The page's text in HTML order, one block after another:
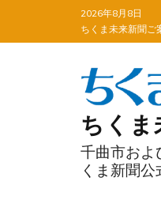
2026年8月8日
ちくま未来新聞ご
ちくま
千曲市およ
くま新聞公